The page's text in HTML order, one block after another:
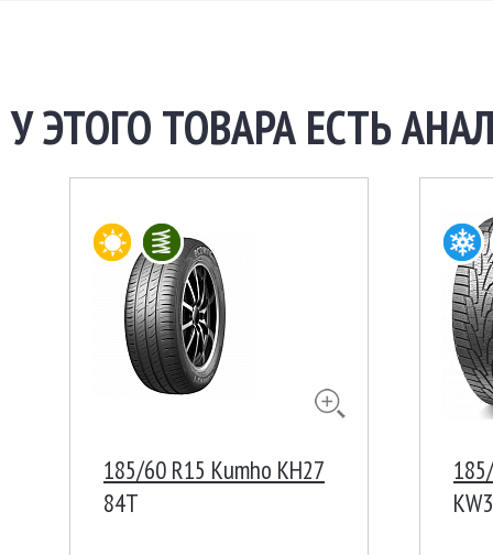
У ЭТОГО ТОВАРА ЕСТЬ
185/60 R15 Kumho KH27
84T